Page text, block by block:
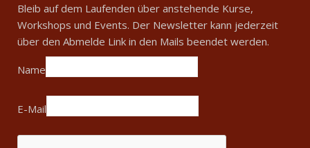
Bleib auf dem Laufenden über anstehende Kurse,
Workshops und Events. Der Newsletter kann jederzeit
über den Abmelde Link in den Mails beendet werden.
Name
E-Mail